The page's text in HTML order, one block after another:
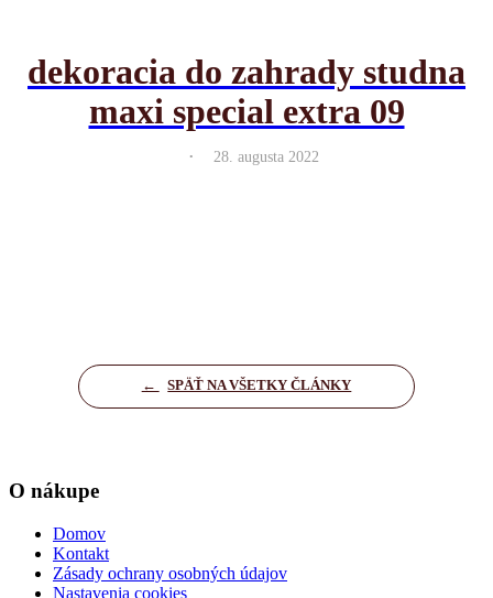
dekoracia do zahrady studna
maxi special extra 09
. 28. augusta 2022
← SPÄŤ NA VŠETKY ČLÁNKY
O nákupe
Domov
Kontakt
Zásady ochrany osobných údajov
Nastavenia cookies